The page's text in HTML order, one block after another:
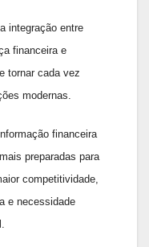
integração entre
financeira e
tornar cada vez
modernas.
financeira
preparadas para
competitividade,
e necessidade